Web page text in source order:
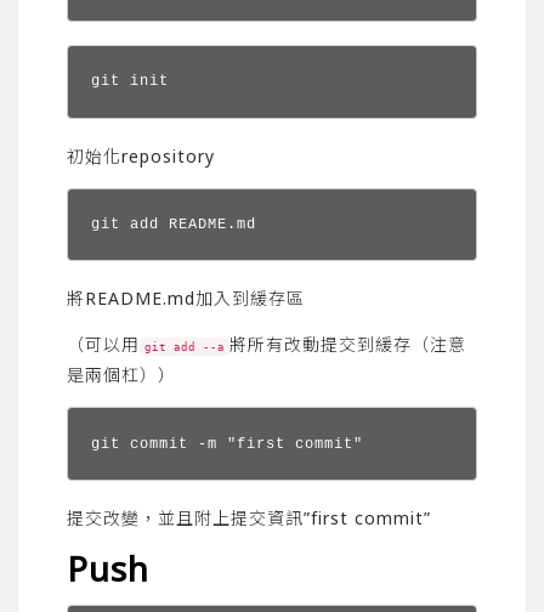
git init
初始化repository
git add README.md
將README.md加入到緩存區
（可以用 git add --a 將所有改動提交到緩存（注意
是兩個杠））
git commit -m "first commit"
提交改變，並且附上提交資訊”first commit”
Push